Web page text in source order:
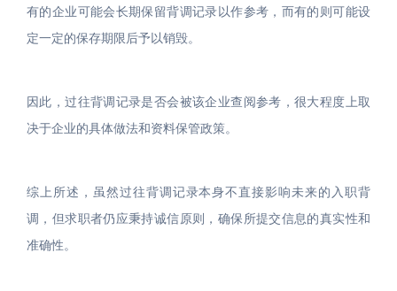
有的企业可能会长期保留背调记录以作参考，而有的则可能设
定一定的保存期限后予以销毁。
因此，过往背调记录是否会被该企业查阅参考，很大程度上取
决于企业的具体做法和资料保管政策。
综上所述，虽然过往背调记录本身不直接影响未来的入职背
调，但求职者仍应秉持诚信原则，确保所提交信息的真实性和
准确性。